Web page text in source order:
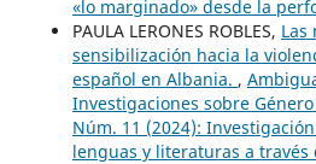
«lo marginado» desde la
PAULA LERONES ROBLES, Las
sensibilización hacia la
español en Albania. ,
Investigaciones sobre
Núm. 11 (2024):
lenguas y literaturas a